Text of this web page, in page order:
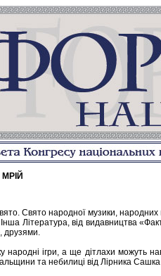
Свято народної музики,
Інша Література, від видавництва
друзями.
ігри, а ще дітлахи можуть
та небилиці від Лірника